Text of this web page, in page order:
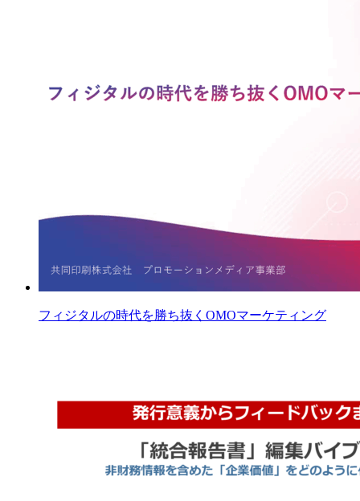
フィジタルの時代を勝ち抜くOMOマーケティング